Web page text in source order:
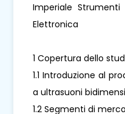
Imperiale Strumenti
Elettronica
1 Copertura dello
1.1 Introduzione al
a ultrasuoni
1.2 Segmenti di